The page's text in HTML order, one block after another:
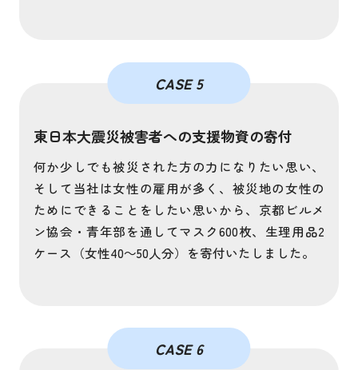
CASE 5
東日本大震災被害者への支援物資の寄付
何か少しでも被災された方の力になりたい思い、
そして当社は女性の雇用が多く、被災地の女性の
ためにできることをしたい思いから、京都ビルメ
ン協会・青年部を通してマスク600枚、生理用品2
ケース（女性40～50人分）を寄付いたしました。
CASE 6